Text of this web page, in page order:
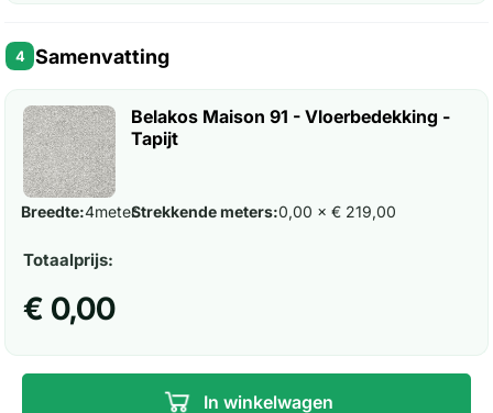
4 Samenvatting
Belakos Maison 91 - Vloerbedekking -
Tapijt
Breedte:4meterStrekkende meters:0,00 × € 219,00
Totaalprijs:
€ 0,00
In winkelwagen